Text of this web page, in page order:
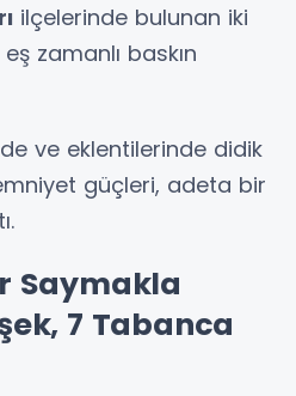
ilçelerinde bulunan iki
zamanlı baskın
ve eklentilerinde didik
güçleri, adeta bir
Saymakla
7 Tabanca